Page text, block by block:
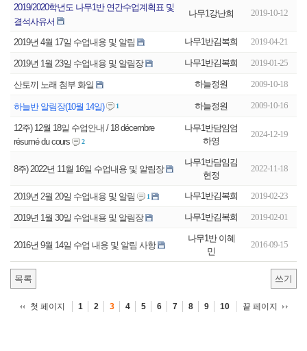
2019/2020학년도 나무1반 연간수업계획표 및
결석사유서
나무1강난희 2019-10-12
2019년 4월 17일 수업내용 및 알림 나무1반김복희 2019-04-21
2019년 1월 23일 수업내용 및 알림장 나무1반김복희 2019-01-25
산토끼 노래 첨부 화일 하늘정원 2009-10-18
하늘반 알림장(10월 14일) 1 하늘정원 2009-10-16
12주) 12월 18일 수업안내 / 18 décembre
résumé du cours
2
나무1반담임엄
하영
2024-12-19
8주) 2022년 11월 16일 수업내용 및 알림장
나무1반담임김
현정
2022-11-18
2019년 2월 20일 수업내용 및 알림 1 나무1반김복희 2019-02-23
2019년 1월 30일 수업내용 및 알림장 나무1반김복희 2019-02-01
2016년 9월 14일 수업 내용 및 알림 사항
나무1반 이혜
민
2016-09-15
목록 쓰기
첫 페이지 1 2 3 4 5 6 7 8 9 10 끝 페이지